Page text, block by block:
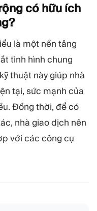
có hữu ích
là một nền tảng
tình hình chung
thuật này giúp nhà
tại, sức mạnh của
Đồng thời, để có
nhà giao dịch nên
với các công cụ